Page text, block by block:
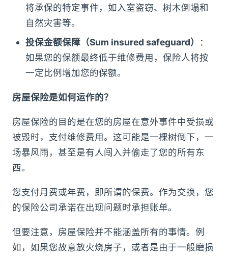
将承保的特定事件，如入室盗窃、树木倒塌和
自然灾害等。
投保金额保障（Sum insured safeguard）
：
如果您的保额最终低于维修费用，保险人将按
一定比例增加您的保额。
房屋保险是如何运作的？
房屋保险的目的是在您的房屋在意外事件中受损或
被毁时，支付维修费用。这可能是一棵树倒下，一
场暴风雨，甚至是有人闯入并偷走了您的所有东
西。
您支付月费或年费，即所谓的保费。作为交换，您
的保险公司承诺在出现问题时承担账单。
但要注意，房屋保险并不能涵盖所有的事情。例
如，如果您故意放火烧房子，或者是由于一般磨损